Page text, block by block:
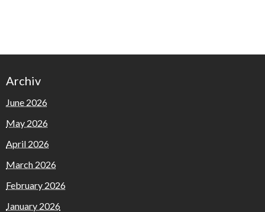
Archiv
June 2026
May 2026
April 2026
March 2026
February 2026
January 2026